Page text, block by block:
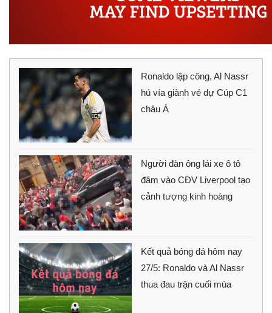
Ronaldo lập công, Al Nassr
hú vía giành vé dự Cúp C1
châu Á
Người đàn ông lái xe ô tô
đâm vào CĐV Liverpool tạo
cảnh tượng kinh hoàng
Kết quả bóng đá hôm nay
27/5: Ronaldo và Al Nassr
thua đau trận cuối mùa